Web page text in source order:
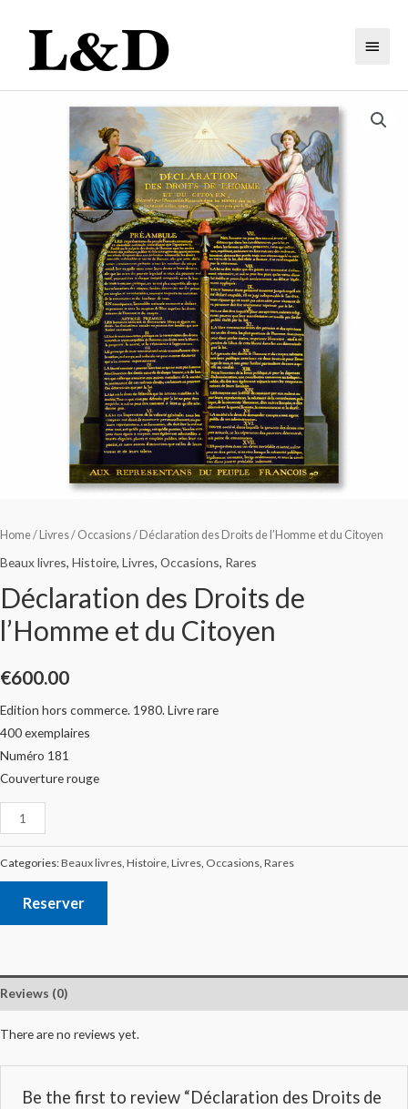
Home/ Livres/ Occasions/ Déclaration des Droits de l’Homme et du Citoyen
Beaux livres, Histoire, Livres, Occasions, Rares
Déclaration des Droits de
l’Homme et du Citoyen
€600.00
Edition hors commerce. 1980. Livre rare
400 exemplaires
Numéro 181
Couverture rouge
Categories:Beaux livres Histoire Livres Occasions Rares
Reserver
Reviews (0)
There are no reviews yet.
Be the first to review “Déclaration des Droits de